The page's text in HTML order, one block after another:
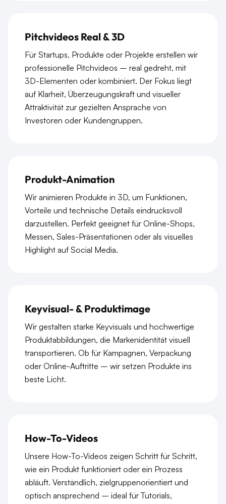
Pitchvideos Real & 3D
Für Startups, Produkte oder Projekte erstellen wir
professionelle Pitchvideos – real gedreht, mit
3D-Elementen oder kombiniert. Der Fokus liegt
auf Klarheit, Überzeugungskraft und visueller
Attraktivität zur gezielten Ansprache von
Investoren oder Kundengruppen.
Produkt-Animation
Wir animieren Produkte in 3D, um Funktionen,
Vorteile und technische Details eindrucksvoll
darzustellen. Perfekt geeignet für Online-Shops,
Messen, Sales-Präsentationen oder als visuelles
Highlight auf Social Media.
Keyvisual- & Produktimage
Wir gestalten starke Keyvisuals und hochwertige
Produktabbildungen, die Markenidentität visuell
transportieren. Ob für Kampagnen, Verpackung
oder Online-Auftritte – wir setzen Produkte ins
beste Licht.
How-To-Videos
Unsere How-To-Videos zeigen Schritt für Schritt,
wie ein Produkt funktioniert oder ein Prozess
abläuft. Verständlich, zielgruppenorientiert und
optisch ansprechend – ideal für Tutorials,